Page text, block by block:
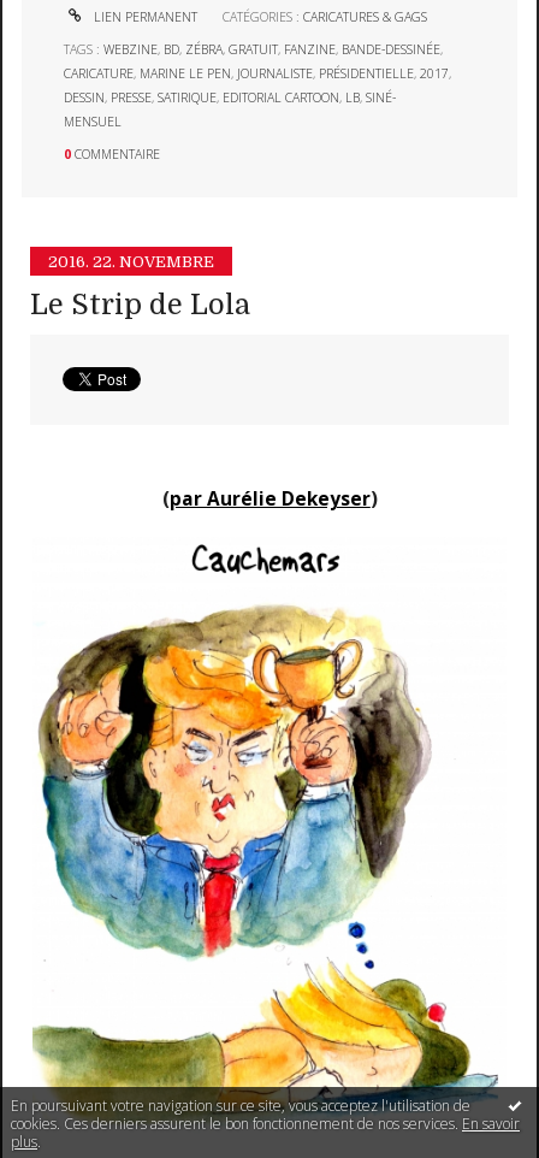
En poursuivant votre navigation sur ce site, vous acceptez l'utilisation de
cookies. Ces derniers assurent le bon fonctionnement de nos services. En savoir
plus.
LIEN PERMANENT CATÉGORIES :CARICATURES & GAGS
TAGS :WEBZINE, BD, ZÉBRA,GRATUIT, FANZINE, BANDE-DESSINÉE,
CARICATURE, MARINE LE PEN, JOURNALISTE, PRÉSIDENTIELLE,2017,
DESSIN, PRESSE,SATIRIQUE, EDITORIAL CARTOON, LB,SINÉ-
MENSUEL
0 COMMENTAIRE
2016. 22. NOVEMBRE
Le Strip de Lola
(par Aurélie Dekeyser)